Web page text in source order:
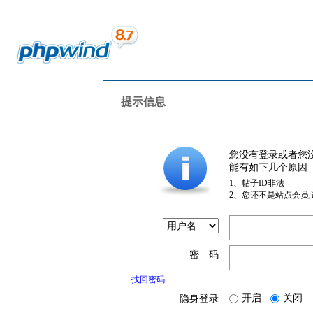
提示信息
您没有登录或者您
能有如下几个原因
1、帖子ID非法
2、您还不是站点会员
密 码
找回密码
隐身登录 开启 关闭